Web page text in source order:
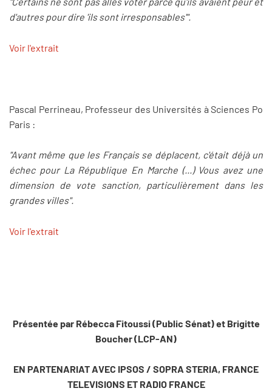
d'autres pour dire 'ils sont irresponsables'".
Voir l'extrait
Pascal Perrineau, Professeur des Universités à Sciences Po
Paris :
"Avant même que les Français se déplacent, c'était déjà un
échec pour La République En Marche (...) Vous avez une
dimension de vote sanction, particulièrement dans les
grandes villes".
Voir l'extrait
Présentée par Rébecca Fitoussi (Public Sénat) et Brigitte
Boucher (LCP-AN)
EN PARTENARIAT AVEC IPSOS / SOPRA STERIA, FRANCE
TELEVISIONS ET RADIO FRANCE